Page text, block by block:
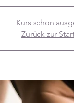
Kurs schon
Zurück zur